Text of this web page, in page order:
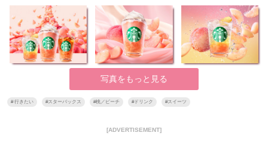
写真をもっと見る
#行きたい #スターバックス #桃／ピーチ #ドリンク #スイーツ
[ADVERTISEMENT]